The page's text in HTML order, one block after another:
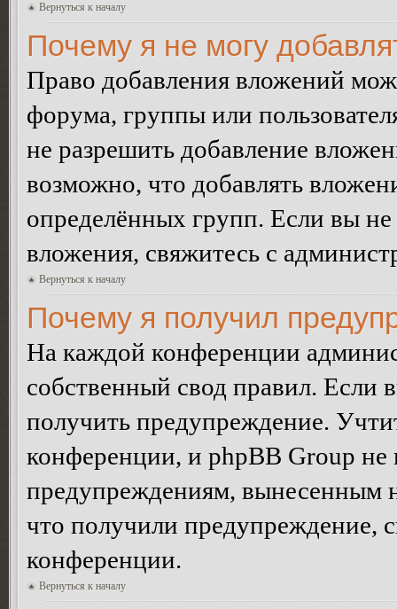
Вернуться к началу
Почему я не могу
Право добавления вложений
форума, группы или
не разрешить добавление
возможно, что добавлять
определённых групп. Если вы не
вложения, свяжитесь с
Вернуться к началу
Почему я получил
На каждой конференции
собственный свод правил.
получить предупреждение.
конференции, и phpBB Group не
предупреждениям, вынесенным
что получили предупреждение,
конференции.
Вернуться к началу